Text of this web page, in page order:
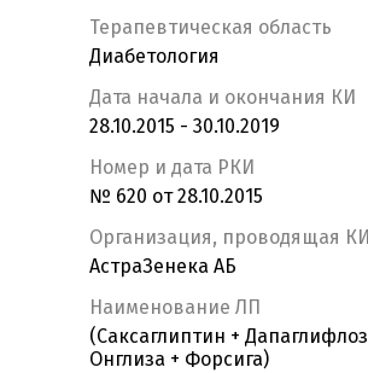
Терапевтическая область
Диабетология
Дата начала и окончания КИ
28.10.2015 - 30.10.2019
Номер и дата РКИ
№ 620 от 28.10.2015
Организация, проводящая КИ
АстраЗенека АБ
Наименование ЛП
(Саксаглиптин +
Онглиза + Форсига)